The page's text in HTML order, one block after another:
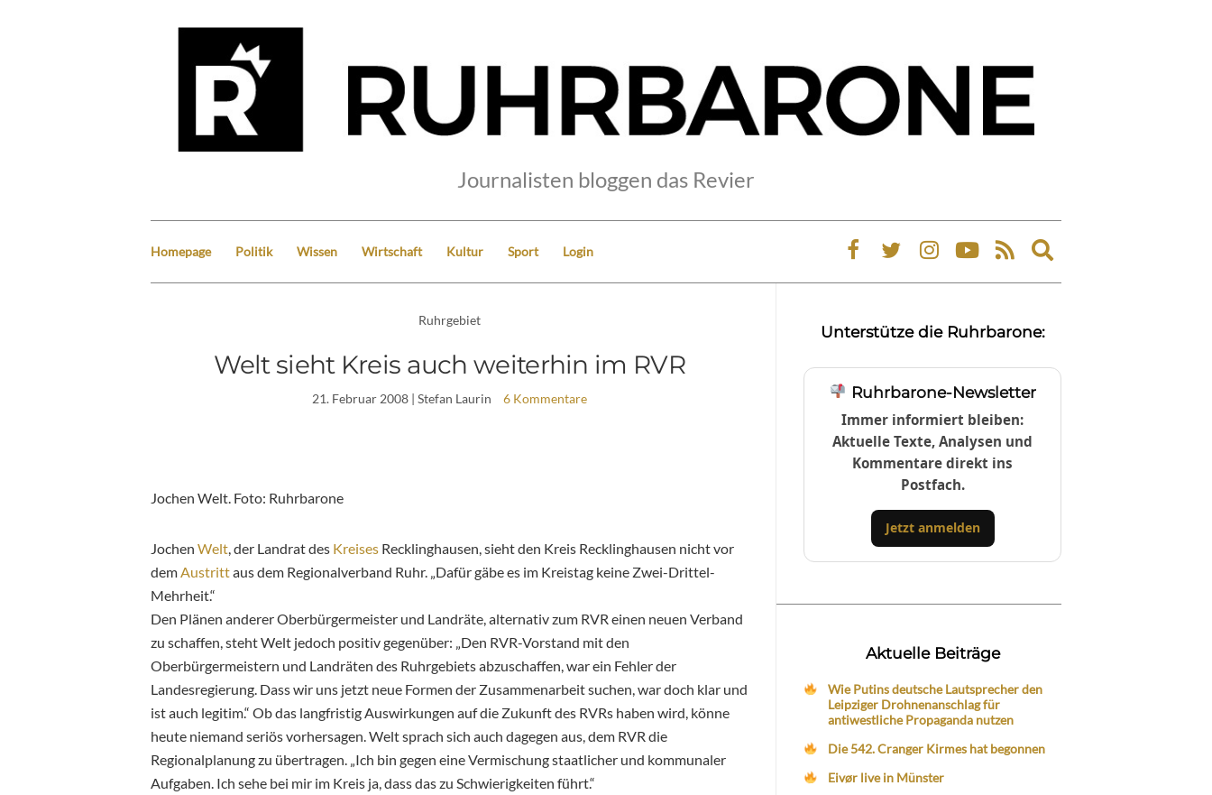
Journalisten bloggen das Revier
Homepage Politik Wissen Wirtschaft Kultur Sport Login
Expand
search
Ruhrgebiet
Welt sieht Kreis auch weiterhin im RVR
21. Februar 2008 | Stefan Laurin 6 Kommentare
Jochen Welt. Foto: Ruhrbarone
Jochen Welt , der Landrat des Kreises Recklinghausen, sieht den Kreis Recklinghausen nicht vor
dem Austrittaus dem Regionalverband Ruhr. „Dafür gäbe es im Kreistag keine Zwei-Drittel-
Mehrheit.“
Den Plänen anderer Oberbürgermeister und Landräte, alternativ zum RVR einen neuen Verband
zu schaffen, steht Welt jedoch positiv gegenüber: „Den RVR-Vorstand mit den
Oberbürgermeistern und Landräten des Ruhrgebiets abzuschaffen, war ein Fehler der
Landesregierung. Dass wir uns jetzt neue Formen der Zusammenarbeit suchen, war doch klar und
ist auch legitim.“ Ob das langfristig Auswirkungen auf die Zukunft des RVRs haben wird, könne
heute niemand seriös vorhersagen. Welt sprach sich auch dagegen aus, dem RVR die
Regionalplanung zu übertragen. „Ich bin gegen eine Vermischung staatlicher und kommunaler
Aufgaben. Ich sehe bei mir im Kreis ja, dass das zu Schwierigkeiten führt.“
Unterstütze die Ruhrbarone:
Ruhrbarone-Newsletter
Immer informiert bleiben:
Aktuelle Texte, Analysen und
Kommentare direkt ins
Postfach.
Jetzt anmelden
Aktuelle Beiträge
Wie Putins deutsche Lautsprecher den
Leipziger Drohnenanschlag für
antiwestliche Propaganda nutzen
Die 542. Cranger Kirmes hat begonnen
Eivør live in Münster